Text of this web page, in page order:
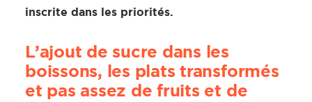
inscrite dans les priorités.
L’ajout de sucre dans les
boissons, les plats transformés
et pas assez de fruits et de